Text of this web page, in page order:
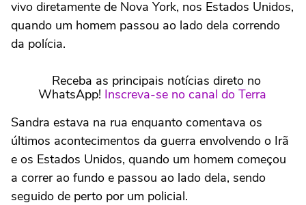
vivo diretamente de Nova York, nos Estados Unidos,
quando um homem passou ao lado dela correndo
da polícia.
Receba as principais notícias direto no
WhatsApp! Inscreva-se no canal do Terra
Sandra estava na rua enquanto comentava os
últimos acontecimentos da guerra envolvendo o Irã
e os Estados Unidos, quando um homem começou
a correr ao fundo e passou ao lado dela, sendo
seguido de perto por um policial.